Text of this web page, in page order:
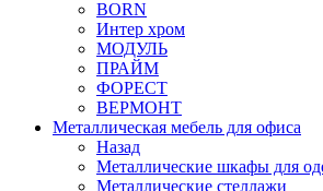
BORN
Интер хром
МОДУЛЬ
ПРАЙМ
ФОРЕСТ
ВЕРМОНТ
Металлическая мебель для офиса
Назад
Металлические шкафы для
Металлические стеллажи